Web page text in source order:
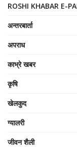
ROSHI KHABAR E-
अन्तरबार्ता
अपराध
काभ्रे खबर
कृषि
खेलकुद
ग्यालरी
जीवन शैली